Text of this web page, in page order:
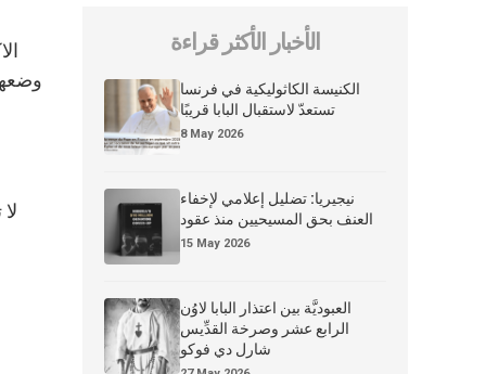
الأخبار الأكثر قراءة
الكنيسة الكاثوليكية في فرنسا
تستعدّ لاستقبال البابا قريبًا
8 May 2026
نيجيريا: تضليل إعلامي لإخفاء
العنف بحق المسيحيين منذ عقود
15 May 2026
العبوديَّة بين اعتذار البابا لاوُن
الرابع عشر وصرخة القدِّيس
شارل دي فوكو